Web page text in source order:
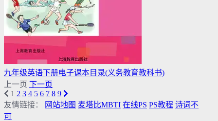
九年级英语下册电子课本目录(义务教育教科书)
上一页 下一页
1 2 3 4 5 6 7 8 9
友情链接：
网站地图 麦塔比MBTI 在线PS PS教程 诗词不
可